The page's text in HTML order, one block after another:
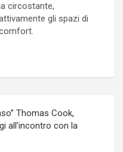
circostante,
gli spazi di
Thomas Cook,
all’incontro con la